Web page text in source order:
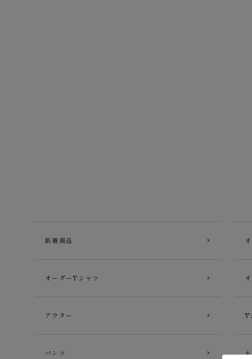
新着商品
オーダーTシャツ
アウター T
パンツ